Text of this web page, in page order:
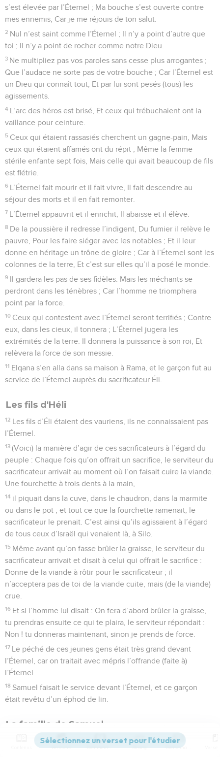
s’est élevée par l’Éternel ; Ma bouche s’est ouverte contre
mes ennemis, Car je me réjouis de ton salut.
2 Nul n’est saint comme l’Éternel ; Il n’y a point d’autre que
toi ; Il n’y a point de rocher comme notre Dieu.
3 Ne multipliez pas vos paroles sans cesse plus arrogantes ;
Que l’audace ne sorte pas de votre bouche ; Car l’Éternel est
un Dieu qui connaît tout, Et par lui sont pesés (tous) les
agissements.
4 L’arc des héros est brisé, Et ceux qui trébuchaient ont la
vaillance pour ceinture.
5 Ceux qui étaient rassasiés cherchent un gagne-pain, Mais
ceux qui étaient affamés ont du répit ; Même la femme
stérile enfante sept fois, Mais celle qui avait beaucoup de fils
est flétrie.
6 L’Éternel fait mourir et il fait vivre, Il fait descendre au
séjour des morts et il en fait remonter.
7 L’Éternel appauvrit et il enrichit, Il abaisse et il élève.
8 De la poussière il redresse l’indigent, Du fumier il relève le
pauvre, Pour les faire siéger avec les notables ; Et il leur
donne en héritage un trône de gloire ; Car à l’Éternel sont les
colonnes de la terre, Et c’est sur elles qu’il a posé le monde.
9 Il gardera les pas de ses fidèles. Mais les méchants se
perdront dans les ténèbres ; Car l’homme ne triomphera
point par la force.
10 Ceux qui contestent avec l’Éternel seront terrifiés ; Contre
eux, dans les cieux, il tonnera ; L’Éternel jugera les
extrémités de la terre. Il donnera la puissance à son roi, Et
relèvera la force de son messie.
11 Elqana s’en alla dans sa maison à Rama, et le garçon fut au
service de l’Éternel auprès du sacrificateur Éli.
Les fils d'Héli
12 Les fils d’Éli étaient des vauriens, ils ne connaissaient pas
l’Éternel.
13 (Voici) la manière d’agir de ces sacrificateurs à l’égard du
peuple : Chaque fois qu’on offrait un sacrifice, le serviteur du
sacrificateur arrivait au moment où l’on faisait cuire la viande.
Une fourchette à trois dents à la main,
14 il piquait dans la cuve, dans le chaudron, dans la marmite
ou dans le pot ; et tout ce que la fourchette ramenait, le
sacrificateur le prenait. C’est ainsi qu’ils agissaient à l’égard
de tous ceux d’Israël qui venaient là, à Silo.
15 Même avant qu’on fasse brûler la graisse, le serviteur du
sacrificateur arrivait et disait à celui qui offrait le sacrifice :
Donne de la viande à rôtir pour le sacrificateur ; il
n’acceptera pas de toi de la viande cuite, mais (de la viande)
crue.
16 Et si l’homme lui disait : On fera d’abord brûler la graisse,
tu prendras ensuite ce qui te plaira, le serviteur répondait :
Non ! tu donneras maintenant, sinon je prends de force.
17 Le péché de ces jeunes gens était très grand devant
l’Éternel, car on traitait avec mépris l’offrande (faite à)
l’Éternel.
18 Samuel faisait le service devant l’Éternel, et ce garçon
était revêtu d’un éphod de lin.
La famille de Samuel
Sa mère lui faisait chaque année un petit vêtement et le
Versions Commentaires Strong